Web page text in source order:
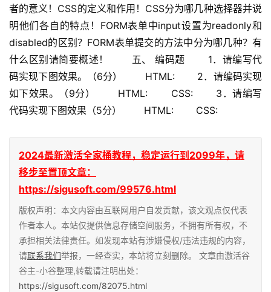
者的意义！CSS的定义和作用！CSS分为哪几种选择器并说
明他们各自的特点！FORM表单中input设置为readonly和
disabled的区别？FORM表单提交的方法中分为哪几种？有
什么区别请简要概述！ 　　五、 编码题 　　1．请编写代
码实现下图效果。（6分） 　　HTML: 　　2．请编码实现
如下效果。（9分） 　　HTML: 　　CSS: 　　3．请编写
代码实现下图效果（5分） 　　HTML: 　　CSS:
2024最新激活全家桶教程，稳定运行到2099年，请
移步至置顶文章：
https://sigusoft.com/99576.html
版权声明：本文内容由互联网用户自发贡献，该文观点仅代表
作者本人。本站仅提供信息存储空间服务，不拥有所有权，不
承担相关法律责任。如发现本站有涉嫌侵权/违法违规的内容，
请联系我们举报，一经查实，本站将立刻删除。 文章由激活谷
谷主-小谷整理,转载请注明出处：
https://sigusoft.com/82075.html